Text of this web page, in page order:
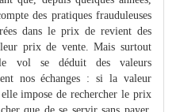
des pratiques frauduleuses
dans le prix de revient des
leur prix de vente. Mais surtout
vol se déduit des valeurs
nos échanges : si la valeur
impose de rechercher le prix